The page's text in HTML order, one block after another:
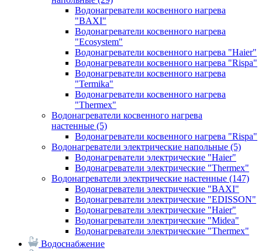
Водонагреватели косвенного нагрева
"BAXI"
Водонагреватели косвенного нагрева
"Ecosystem"
Водонагреватели косвенного нагрева "Haier"
Водонагреватели косвенного нагрева "Rispa"
Водонагреватели косвенного нагрева
"Termika"
Водонагреватели косвенного нагрева
"Thermex"
Водонагреватели косвенного нагрева
настенные (5)
Водонагреватели косвенного нагрева "Rispa"
Водонагреватели электрические напольные (5)
Водонагреватели электрические "Haier"
Водонагреватели электрические "Thermex"
Водонагреватели электрические настенные (147)
Водонагреватели электрические "BAXI"
Водонагреватели электрические "EDISSON"
Водонагреватели электрические "Haier"
Водонагреватели электрические "Midea"
Водонагреватели электрические "Thermex"
Водоснабжение